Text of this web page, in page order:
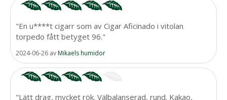
"En u****t cigarr som av Cigar Aficinado i vitolan
torpedo fått betyget 96."
2024-06-26 avMikaels humidor
"Lätt drag, mycket rök. Välbalanserad, rund. Kakao,